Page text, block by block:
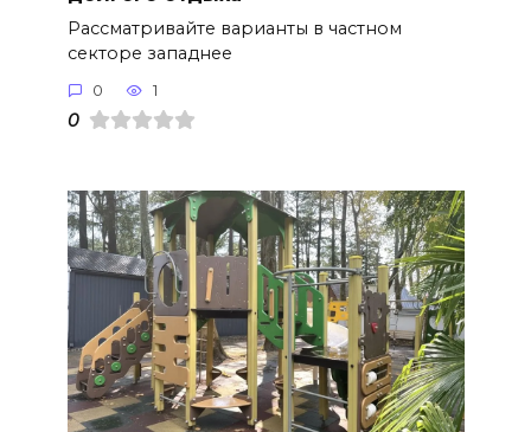
Рассматривайте варианты в частном
секторе западнее
0 1
0